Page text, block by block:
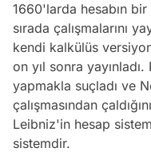
1660'larda hesabın
sırada çalışmalarını
kendi kalkülüs
on yıl sonra
yapmakla suçladı ve
çalışmasından
Leibniz'in hesap
sistemdir.